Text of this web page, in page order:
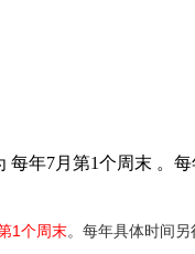
年7月第1个周末 。
1个周末。每年具体时间另